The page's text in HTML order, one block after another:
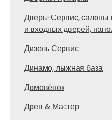
Дверь-Сервис, салоны
и входных дверей,
Дизель Сервис
Динамо, лыжная база
Домовёнок
Древ & Мастер